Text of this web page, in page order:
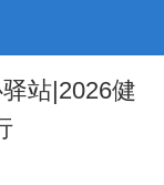
站|2026健